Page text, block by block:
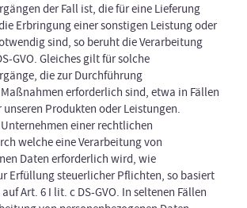
der Fall ist, die für eine Lieferung
Erbringung einer sonstigen Leistung oder
sind, so beruht die Verarbeitung
GVO. Gleiches gilt für solche
die zur Durchführung
erforderlich sind, etwa in Fällen
unseren Produkten oder Leistungen.
einer rechtlichen
welche eine Verarbeitung von
Daten erforderlich wird, wie
Erfüllung steuerlicher Pflichten, so basiert
Art. 6 I lit. c DS-GVO. In seltenen Fällen